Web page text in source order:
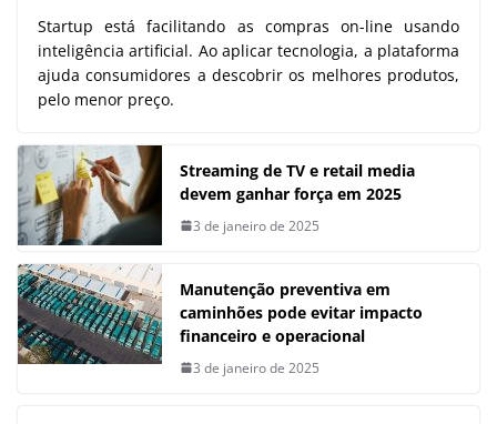
Startup está facilitando as compras on-line usando
inteligência artificial. Ao aplicar tecnologia, a plataforma
ajuda consumidores a descobrir os melhores produtos,
pelo menor preço.
Streaming de TV e retail media
devem ganhar força em 2025
3 de janeiro de 2025
Manutenção preventiva em
caminhões pode evitar impacto
financeiro e operacional
3 de janeiro de 2025